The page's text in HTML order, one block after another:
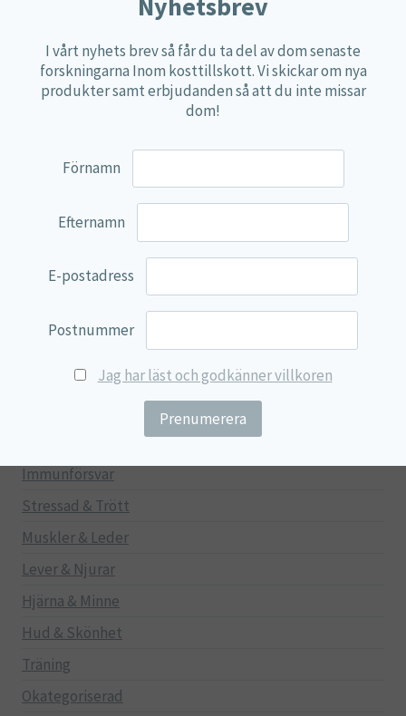
100% Natural
EVP Nutrition
Multi Nutrient
Lamberts
Kenkou Selfcare
Immunförsvar
Stressad & Trött
Muskler & Leder
Lever & Njurar
Hjärna & Minne
Hud & Skönhet
Träning
Okategoriserad
I vårt nyhets brev så får du ta del av dom senaste
forskningarna Inom kosttillskott. Vi skickar om nya
produkter samt erbjudanden så att du inte missar
dom!
Förnamn
Efternamn
E-postadress
Postnummer
Jag har läst och godkänner villkoren